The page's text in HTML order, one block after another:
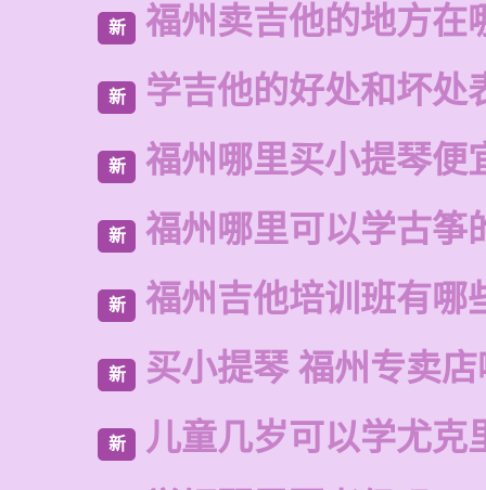
新 福州卖吉他的地方在
新 学吉他的好处和坏处
新 福州哪里买小提琴便
新 福州哪里可以学古筝
新 福州吉他培训班有哪
新 买小提琴 福州专卖
新
儿童几岁可以学尤克